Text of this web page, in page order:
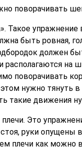
лопатки свести, и
не причинить
рождение
должны,
посетить